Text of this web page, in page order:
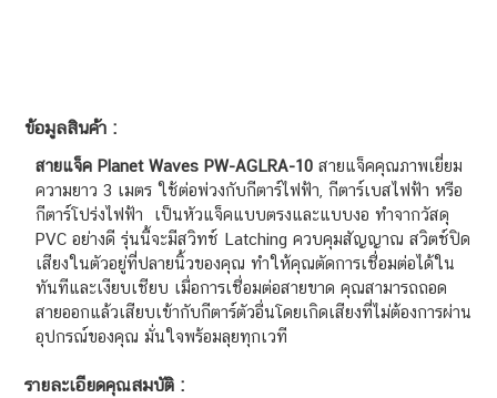
ข้อมูลสินค้า :
สายแจ็ค Planet Waves PW-AGLRA-10 สายแจ็คคุณภาพเยี่ยม
ความยาว 3 เมตร ใช้ต่อพ่วงกับกีตาร์ไฟฟ้า, กีตาร์เบสไฟฟ้า หรือ
กีตาร์โปร่งไฟฟ้า เป็นหัวแจ็คแบบตรงและแบบงอ ทำจากวัสดุ
PVC อย่างดี รุ่นนี้จะมีสวิทช์ Latching ควบคุมสัญญาณ สวิตช์ปิด
เสียงในตัวอยู่ที่ปลายนิ้วของคุณ ทำให้คุณตัดการเชื่อมต่อได้ใน
ทันทีและเงียบเชียบ เมื่อการเชื่อมต่อสายขาด คุณสามารถถอด
สายออกแล้วเสียบเข้ากับกีตาร์ตัวอื่นโดยเกิดเสียงที่ไม่ต้องการผ่าน
อุปกรณ์ของคุณ มั่นใจพร้อมลุยทุกเวที
รายละเอียดคุณสมบัติ :